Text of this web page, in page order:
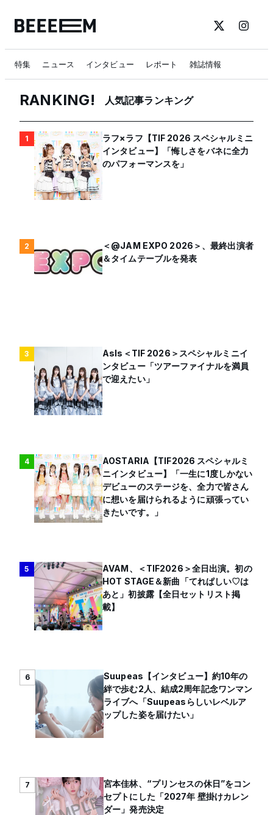
特集 ニュース インタビュー レポート 雑誌情報
RANKING! 人気記事ランキング
1
ラフ×ラフ【TIF 2026 スペシャルミニ
インタビュー】「悔しさをバネに全力
のパフォーマンスを」
2
＜@JAM EXPO 2026＞、最終出演者
＆タイムテーブルを発表
3
AsIs＜TIF 2026＞スペシャルミニイ
ンタビュー「ツアーファイナルを満員
で迎えたい」
4
AOSTARIA【TIF2026 スペシャルミ
ニインタビュー】「一生に1度しかない
デビューのステージを、全力で皆さん
に想いを届けられるように頑張ってい
きたいです。」
5
AVAM、＜TIF2026＞全日出演。初の
HOT STAGE＆新曲「てれぱしい♡は
あと」初披露【全日セットリスト掲
載】
6
Suupeas【インタビュー】約10年の
絆で歩む2人、結成2周年記念ワンマン
ライブへ「Suupeasらしいレベルア
ップした姿を届けたい」
7
宮本佳林、“プリンセスの休日”をコン
セプトにした「2027年 壁掛けカレン
ダー」発売決定